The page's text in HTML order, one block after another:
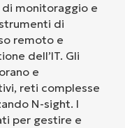
di monitoraggio e
di
remoto e
dell’IT. Gli
e
reti complesse
N-sight. I
per gestire e